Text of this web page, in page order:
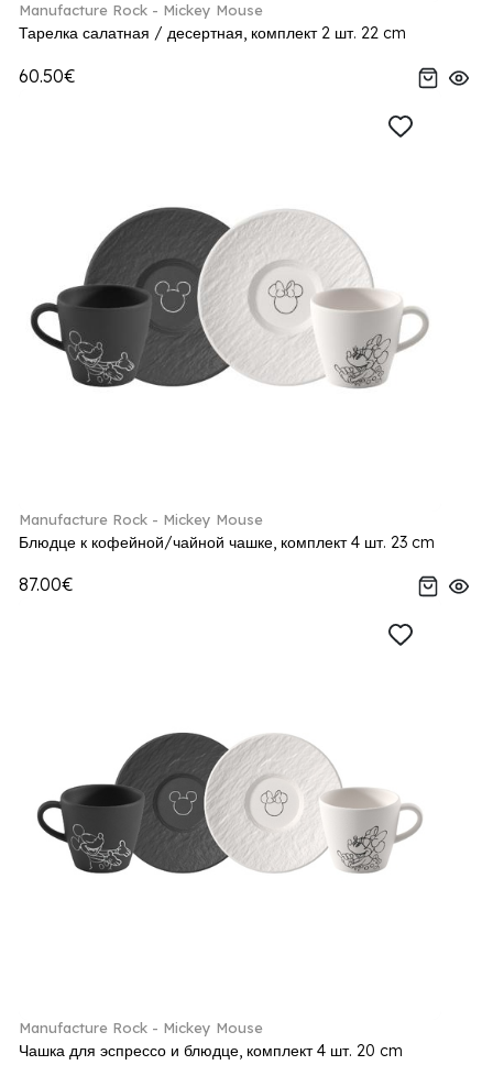
Manufacture Rock - Mickey Mouse
Тарелка салатная / десертная, комплект 2 шт. 22 cm
60.50€
Manufacture Rock - Mickey Mouse
Блюдце к кофейной/чайной чашке, комплект 4 шт. 23 cm
87.00€
Manufacture Rock - Mickey Mouse
Чашка для эспрессо и блюдце, комплект 4 шт. 20 cm